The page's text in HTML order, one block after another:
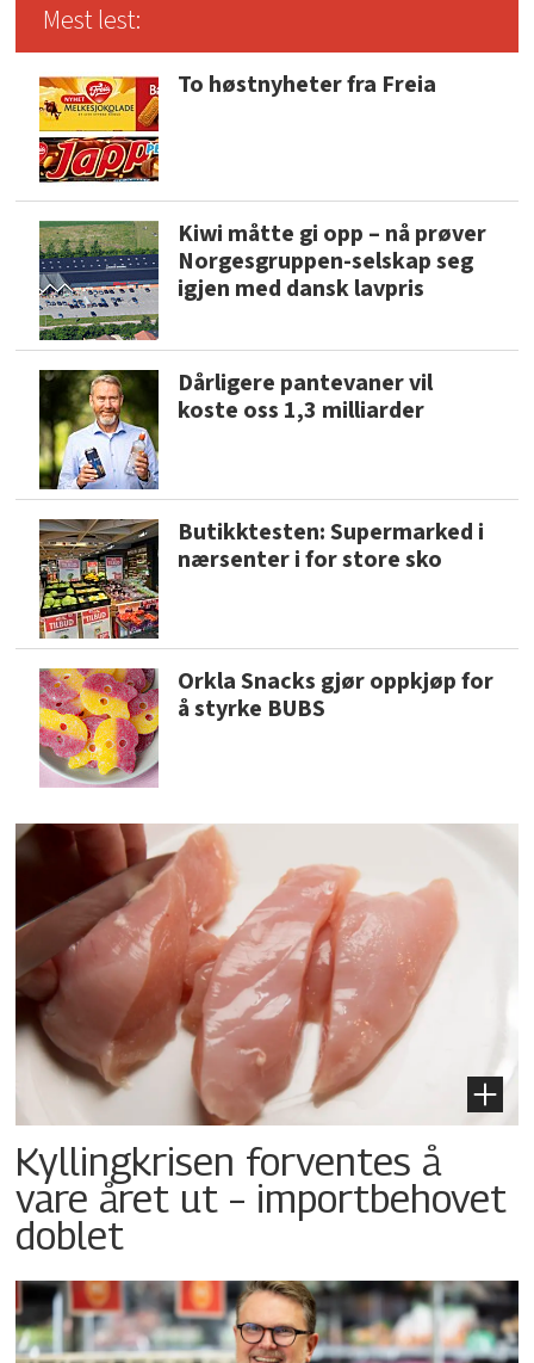
Mest lest:
To høstnyheter fra Freia
Kiwi måtte gi opp – nå prøver
Norgesgruppen-selskap seg
igjen med dansk lavpris
Dårligere pantevaner vil
koste oss 1,3 milliarder
Butikktesten: Supermarked i
nærsenter i for store sko
Orkla Snacks gjør oppkjøp for
å styrke BUBS
Kyllingkrisen forventes å
vare året ut – importbehovet
doblet